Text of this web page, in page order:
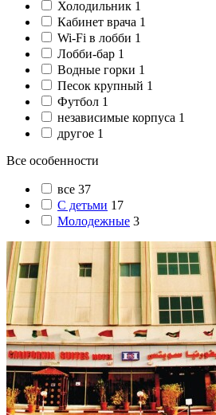
Холодильник 1
Кабинет врача 1
Wi-Fi в лобби 1
Лобби-бар 1
Водные горки 1
Песок крупный 1
Футбол 1
независимые корпуса 1
другое 1
Все особенности
все 37
С детьми 17
Молодежные 3